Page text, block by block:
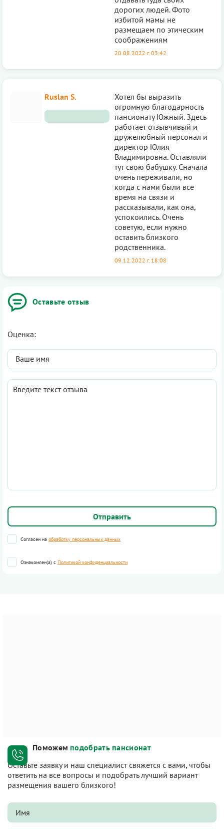
Оставьте отзыв
Оценка:
Согласен на обработку персональных данных
Ознакомлен(а) с Политикой конфиденциальности
дорогих людей. Фото
избитой мамы не
размещаем по этическим
соображениям
20.08.2022 г. 03:42
Ruslan S.
Хотел бы выразить
огромную благодарность
пансионату Южный. Здесь
работает отзывчивый и
дружелюбный персонал и
директор Юлия
Владимировна. Оставляли
тут свою бабушку. Сначала
очень переживали, но
когда с нами были все
время на связи и
рассказывали, как она,
успокоились. Очень
советую, если нужно
оставить близкого
родственника.
09.12.2022 г. 18:08
Поможем подобрать пансионат
Оставьте заявку и наш специалист свяжется с вами, чтобы
ответить на все вопросы и подобрать лучший вариант
размещения вашего близкого!